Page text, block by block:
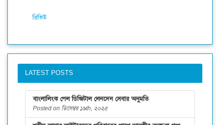
রিভিউ
LATEST POSTS
বাংলালিংক পেল ডিজিটাল লেনদেন সেবার অনুমতি
Posted on ডিসেম্বর ১৯th, ২০২৫